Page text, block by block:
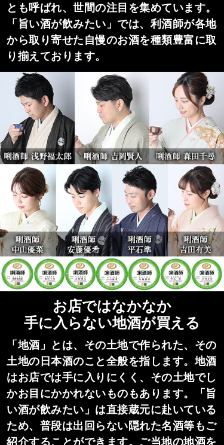
とも呼ばれ、世間の注目を集めています。
「旨い酒が飲みたい」では、利酒師が各地
から取り寄せた自慢のお酒を種類豊富に取
り揃えております。
お店ではなかなか
手に入らない地酒が買える
「地酒」とは、その土地で作られた、その
土地の日本酒のこと全般を指します。地酒
はお店では手に入りにくく、その土地でし
かお目にかかれないものもあります。「旨
い酒が飲みたい」は直接蔵元に赴いている
ため、普段は出回らない隠れた名酒等もご
紹介することができます。ご当地の地酒を